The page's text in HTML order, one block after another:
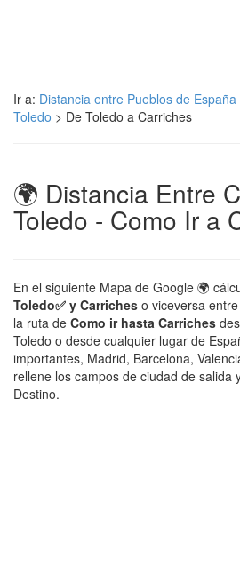
Ir a: Distancia entre Pueblos de España
Toledo > De Toledo a Carriches
🌍 Distancia Entre
Toledo - Como Ir a
En el siguiente Mapa de Google 🌍
Toledo✅ y Carriches o viceversa
la ruta de Como ir hasta Carriches
Toledo o desde cualquier lugar de
importantes, Madrid, Barcelona,
rellene los campos de ciudad de salida
Destino.